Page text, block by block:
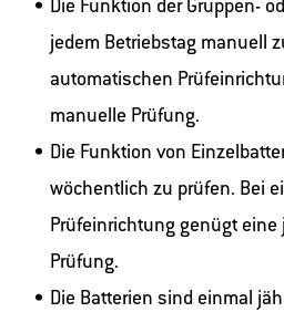
Die Funktion der Gruppen-
jedem Betriebstag manuell
automatischen
manuelle Prüfung.
Die Funktion von
wöchentlich zu prüfen. Bei
Prüfeinrichtung genügt
Prüfung.
Die Batterien sind einmal